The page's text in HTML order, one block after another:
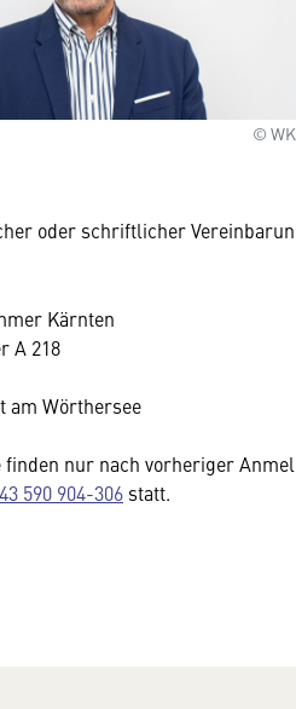
©
oder schriftlicher
Kärnten
A 218
am Wörthersee
finden nur nach vorheriger
590 904-306 statt.